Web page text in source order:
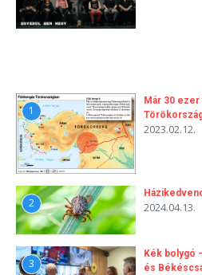
1
Már 30
2023.02.12.
2 2024.04.13.
3
Kék bolygó
és